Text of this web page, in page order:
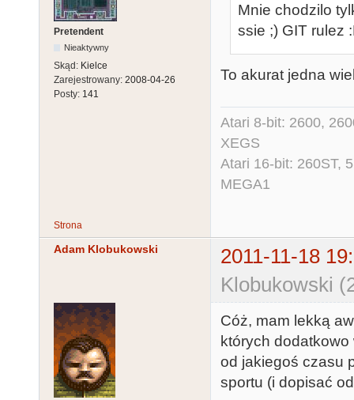
Pretendent
Nieaktywny
Skąd: Kielce
Zarejestrowany: 2008-04-26
Posty: 141
Mnie chodzilo
ssie ;) GIT rulez
To akurat jedna
Atari 8-bit: 2600,
XEGS
Atari 16-bit: 260ST,
MEGA1
Strona
Adam Klobukowski
2011-11-18
Klobukowski
Cóż, mam lekką
których
od jakiegoś czasu
sportu (i dopisać